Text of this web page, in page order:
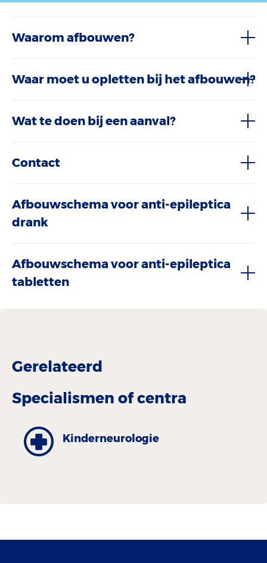
Waarom afbouwen?
Waar moet u opletten bij het afbouwen?
Wat te doen bij een aanval?
Contact
Afbouwschema voor anti-epileptica
drank
Afbouwschema voor anti-epileptica
tabletten
Gerelateerd
Specialismen of centra
Kinderneurologie